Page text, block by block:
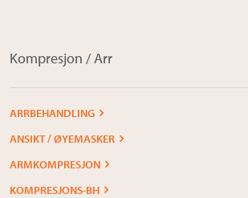
Kompresjon / Arr
ARRBEHANDLING
ANSIKT / ØYEMASKER
ARMKOMPRESJON
KOMPRESJONS-BH